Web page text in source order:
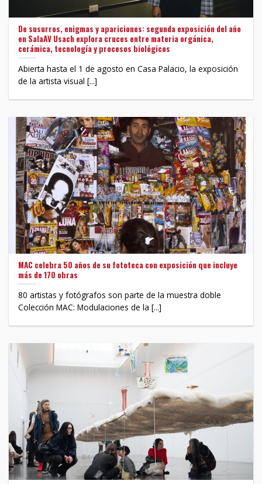
De susurros, enigmas y apariciones: segunda exposición del año
en SalaAV Usach explora cruces entre materia orgánica,
cerámica, tecnología y procesos biológicos
Abierta hasta el 1 de agosto en Casa Palacio, la exposición
de la artista visual [...]
MAC celebra 50 años de su fototeca con exposición que incluye
más de 170 obras
80 artistas y fotógrafos son parte de la muestra doble
Colección MAC: Modulaciones de la [...]